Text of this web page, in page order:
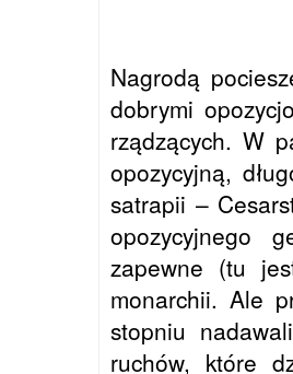
Nagrodą
dobrymi
rządzących. W
opozycyjną,
satrapii –
opozycyjnego
zapewne (tu
monarchii. Ale
stopniu
ruchów, które